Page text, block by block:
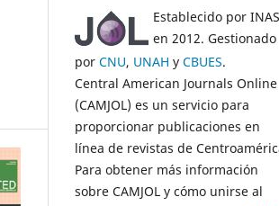
Establecido por
en 2012. Gestionado
por CNU, UNAH y CBUES.
Central American Journals Online
(CAMJOL) es un servicio para
proporcionar publicaciones en
línea de revistas de
Para obtener más información
sobre CAMJOL y cómo unirse al